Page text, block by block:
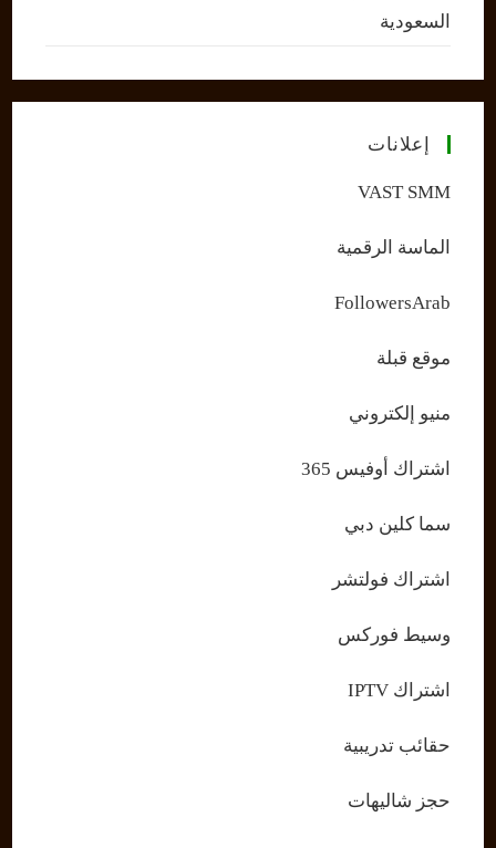
السعودية
إعلانات
VAST SMM
الماسة الرقمية
FollowersArab
موقع قبلة
منيو إلكتروني
اشتراك أوفيس 365
سما كلين دبي
اشتراك فولتشر
وسيط فوركس
اشتراك IPTV
حقائب تدريبية
حجز شاليهات